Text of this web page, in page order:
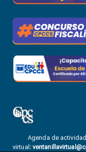
Agenda de
virtual :